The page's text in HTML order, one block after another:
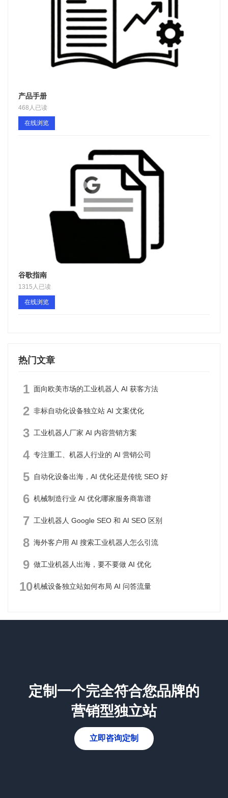
产品手册
468人已读
在线浏览
谷歌指南
1315人已读
在线浏览
热门文章
1 面向欧美市场的工业机器人 AI 获客方法
2 非标自动化设备独立站 AI 文案优化
3 工业机器人厂家 AI 内容营销方案
4 专注重工、机器人行业的 AI 营销公司
5 自动化设备出海，AI 优化还是传统 SEO 好
6 机械制造行业 AI 优化哪家服务商靠谱
7 工业机器人 Google SEO 和 AI SEO 区别
8 海外客户用 AI 搜索工业机器人怎么引流
9 做工业机器人出海，要不要做 AI 优化
10机械设备独立站如何布局 AI 问答流量
定制一个完全符合您品牌的
营销型独立站
立即咨询定制